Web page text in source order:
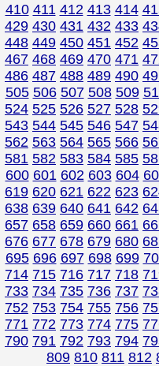
410 411 412 413 414
429 430 431 432 433
448 449 450 451 452
467 468 469 470 471
486 487 488 489 490
505 506 507 508 509
524 525 526 527 528
543 544 545 546 547
562 563 564 565 566
581 582 583 584 585
600 601 602 603 604
619 620 621 622 623
638 639 640 641 642
657 658 659 660 661
676 677 678 679 680
695 696 697 698 699
714 715 716 717 718
733 734 735 736 737
752 753 754 755 756
771 772 773 774 775
790 791 792 793 794
809 810 811 812